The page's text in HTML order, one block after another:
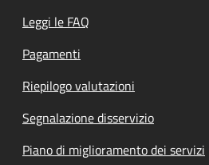
Leggi le FAQ
Pagamenti
Riepilogo valutazioni
Segnalazione disservizio
Piano di miglioramento dei servizi